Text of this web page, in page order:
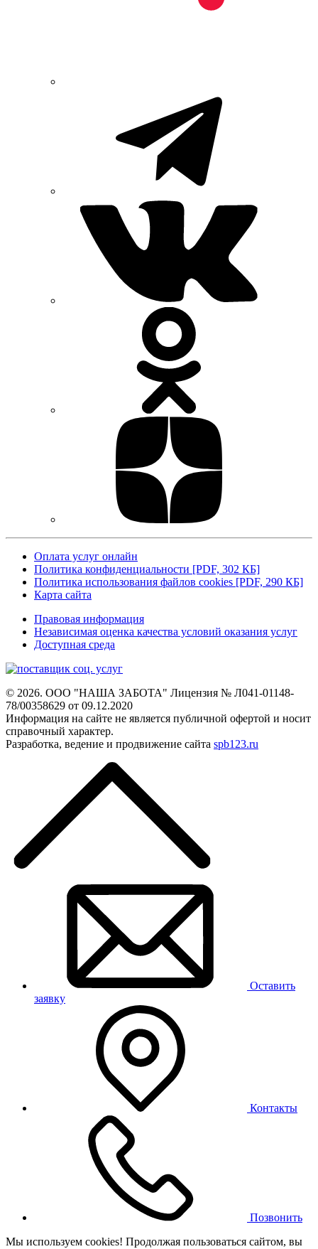
Оплата услуг онлайн
Политика конфиденциальности [PDF, 302 КБ]
Политика использования файлов cookies [PDF, 290 КБ]
Карта сайта
Правовая информация
Независимая оценка качества условий оказания услуг
Доступная среда
© 2026. ООО "НАША ЗАБОТА" Лицензия № Л041-01148-
78/00358629 от 09.12.2020
Информация на сайте не является публичной офертой и носит
справочный характер.
Разработка, ведение и продвижение сайта spb123.ru
Оставить
заявку
Контакты
Позвонить
Мы используем cookies! Продолжая пользоваться сайтом, вы